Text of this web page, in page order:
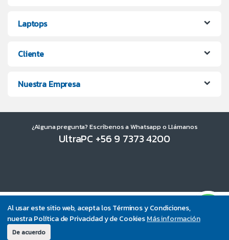
Al usar este sitio web, acepta los Términos y Condiciones,
nuestra Política de Privacidad y de CookiesMás información
De acuerdo
Laptops
Cliente
Nuestra Empresa
¿Alguna pregunta? Escríbenos a Whatsapp o Llámanos
UltraPC +56 9 7373 4200